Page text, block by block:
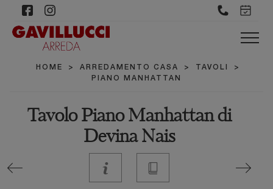
HOME > ARREDAMENTO CASA > TAVOLI
>
PIANO MANHATTAN
Tavolo Piano Manhattan di
Devina Nais